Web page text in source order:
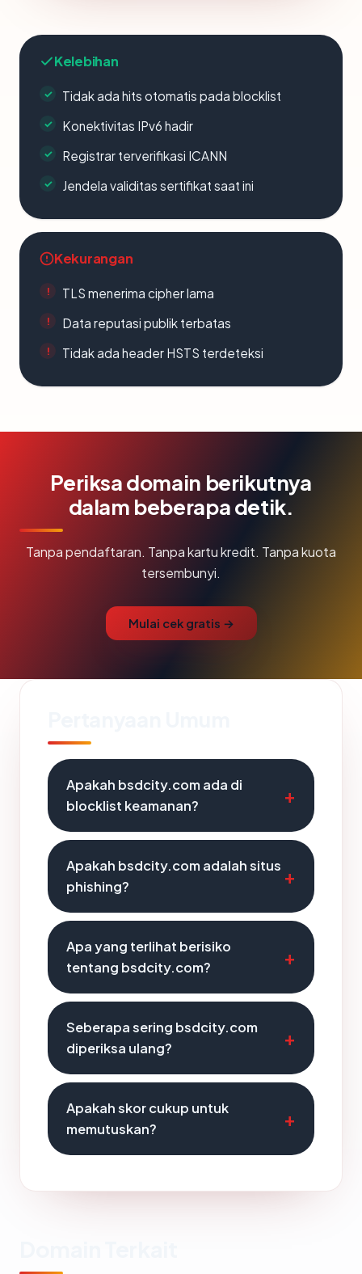
Kelebihan
Tidak ada hits otomatis pada blocklist
Konektivitas IPv6 hadir
Registrar terverifikasi ICANN
Jendela validitas sertifikat saat ini
Kekurangan
TLS menerima cipher lama
Data reputasi publik terbatas
Tidak ada header HSTS terdeteksi
Periksa domain berikutnya
dalam beberapa detik.
Tanpa pendaftaran. Tanpa kartu kredit. Tanpa kuota
tersembunyi.
Mulai cek gratis →
Apakah bsdcity.com ada di
blocklist keamanan?
Apakah bsdcity.com adalah situs
phishing?
Apa yang terlihat berisiko
tentang bsdcity.com?
Seberapa sering bsdcity.com
diperiksa ulang?
Apakah skor cukup untuk
memutuskan?